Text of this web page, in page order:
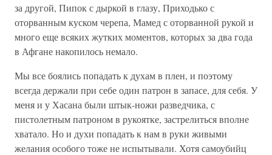
за другой, Пипок с дыркой в глазу, Приходько с
оторванным куском черепа, Мамед с оторванной рукой и
много еще всяких жутких моментов, которых за два года
в Афгане накопилось немало.
Мы все боялись попадать к духам в плен, и поэтому
всегда держали при себе один патрон в запасе, для себя. У
меня и у Хасана были штык-ножи разведчика, с
пистолетным патроном в рукоятке, застрелиться вполне
хватало. Но и духи попадать к нам в руки живыми
желания особого тоже не испытывали. Хотя самоубийц